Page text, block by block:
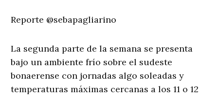
Reporte @sebapagliarino
La segunda parte de la semana se presenta
bajo un ambiente frío sobre el sudeste
bonaerense con jornadas algo soleadas y
temperaturas máximas cercanas a los 11 o 12